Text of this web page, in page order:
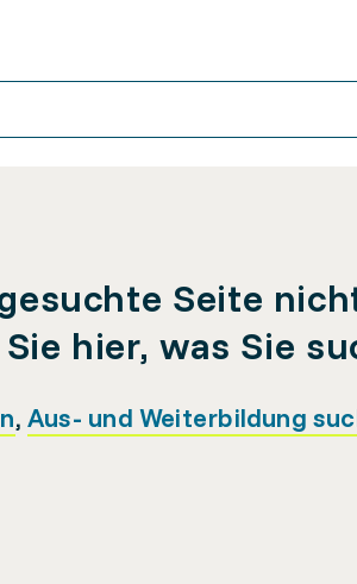
Seite
hier, was Sie
, Aus- und Weiterbildung